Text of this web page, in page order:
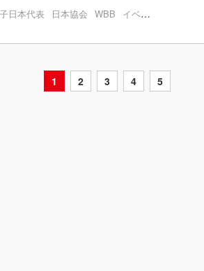
日本代表 日本協会 WBB イベント
1 2 3 4 5